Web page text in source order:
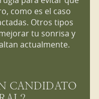
como es el caso
Otros tipos
tu sonrisa y
actualmente.
CANDIDATO